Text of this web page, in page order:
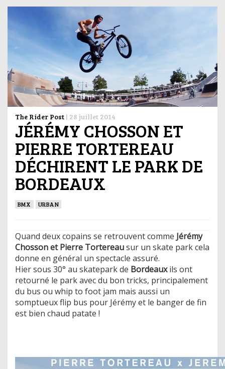
The Rider Post | 28 juillet 2014
JÉRÉMY CHOSSON ET
PIERRE TORTEREAU
DÉCHIRENT LE PARK DE
BORDEAUX
BMX URBAN
Quand deux copains se retrouvent comme Jérémy
Chosson et Pierre Tortereausur un skate park cela
donne en général un spectacle assuré.
​Hier sous 30° au skatepark de Bordeauxils ont
retourné le park avec du bon tricks, principalement
du bus ou whip to foot jam mais aussi un
somptueux flip bus pour Jérémy et le banger de fin
est bien chaud patate !